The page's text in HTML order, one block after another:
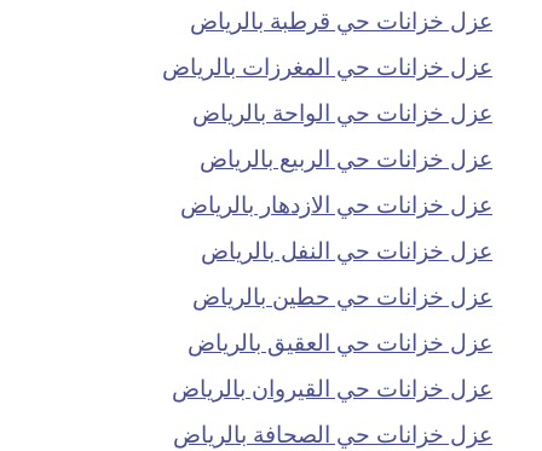
عزل خزانات حي قرطبة بالرياض
عزل خزانات حي المغرزات بالرياض
عزل خزانات حي الواحة بالرياض
عزل خزانات حي الربيع بالرياض
عزل خزانات حي الازدهار بالرياض
عزل خزانات حي النفل بالرياض
عزل خزانات حي حطين بالرياض
عزل خزانات حي العقيق بالرياض
عزل خزانات حي القيروان بالرياض
عزل خزانات حي الصحافة بالرياض